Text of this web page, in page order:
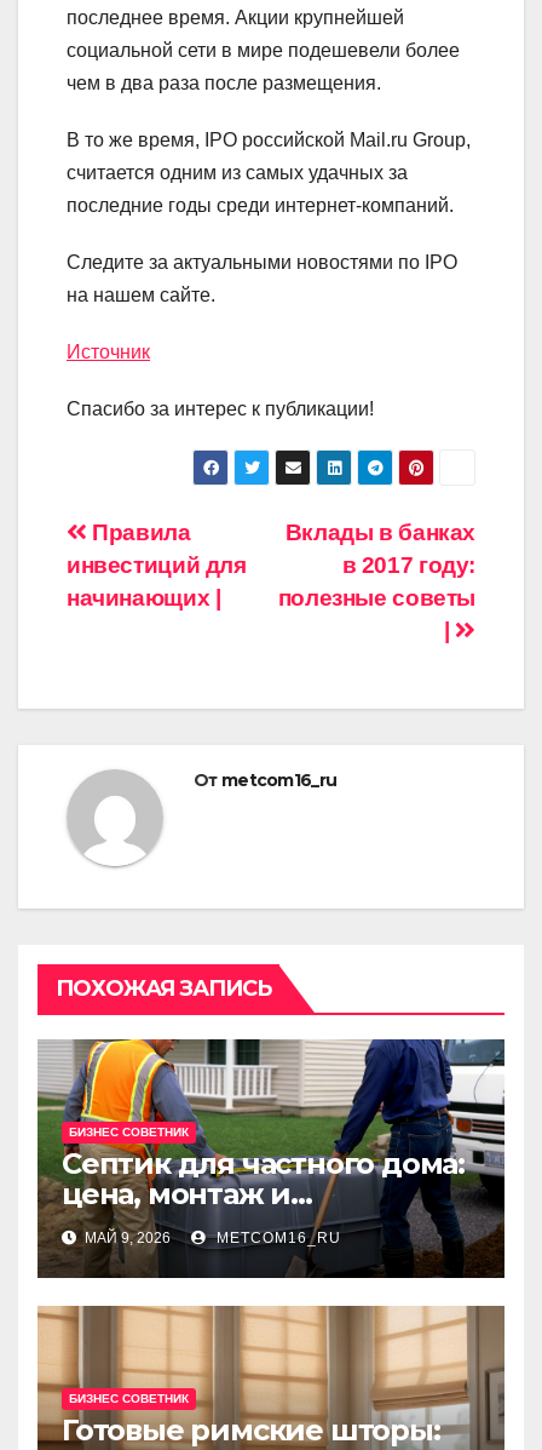
последнее время. Акции крупнейшей
социальной сети в мире подешевели более
чем в два раза после размещения.
В то же время, IPO российской Mail.ru Group,
считается одним из самых удачных за
последние годы среди интернет-компаний.
Следите за актуальными новостями по IPO
на нашем сайте.
Источник
Спасибо за интерес к публикации!
Навигация
по
Вклады в банках
в 2017 году:
полезные советы
Правила
инвестиций для
начинающих |
От metcom16_ru
ПОХОЖАЯ ЗАПИСЬ
БИЗНЕС СОВЕТНИК
Септик для частного дома:
цена, монтаж и
организация автономной
канализации
МАЙ 9, 2026 METCOM16_RU
БИЗНЕС СОВЕТНИК
Готовые римские шторы: